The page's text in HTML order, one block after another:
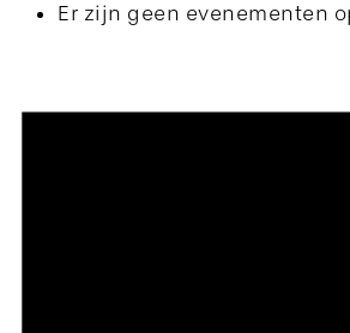
Er zijn geen evenementen